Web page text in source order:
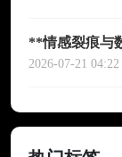
**情感裂痕与
的多维解构**
2026-07-21 04:22